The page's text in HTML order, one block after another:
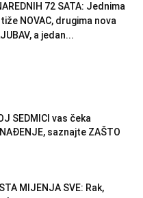
72 SATA: Jednima
NOVAC, drugima nova
a jedan...
SEDMICI vas čeka
saznajte ZAŠTO
MIJENJA SVE: Rak,